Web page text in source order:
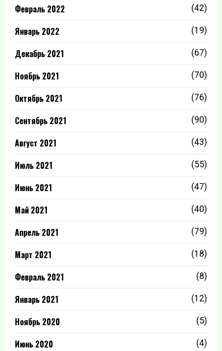
Февраль 2022 (42)
Январь 2022 (19)
Декабрь 2021 (67)
Ноябрь 2021 (70)
Октябрь 2021 (76)
Сентябрь 2021 (90)
Август 2021 (43)
Июль 2021 (55)
Июнь 2021 (47)
Май 2021 (40)
Апрель 2021 (79)
Март 2021 (18)
Февраль 2021 (8)
Январь 2021 (12)
Ноябрь 2020 (5)
Июнь 2020 (4)